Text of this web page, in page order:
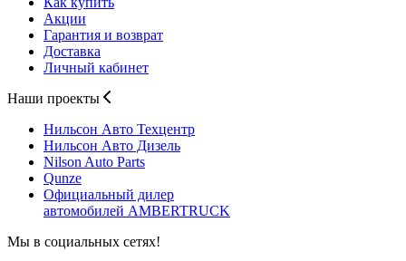
Акции
Гарантия и возврат
Доставка
Личный кабинет
Наши проекты
Нильсон Авто Техцентр
Нильсон Авто Дизель
Nilson Auto Parts
Qunze
Официальный дилер
автомобилей AMBERTRUCK
Мы в социальных сетях!